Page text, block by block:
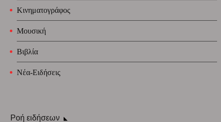
Κινηματογράφος
Μουσική
Βιβλία
Νέα-Ειδήσεις
Ροή ειδήσεων